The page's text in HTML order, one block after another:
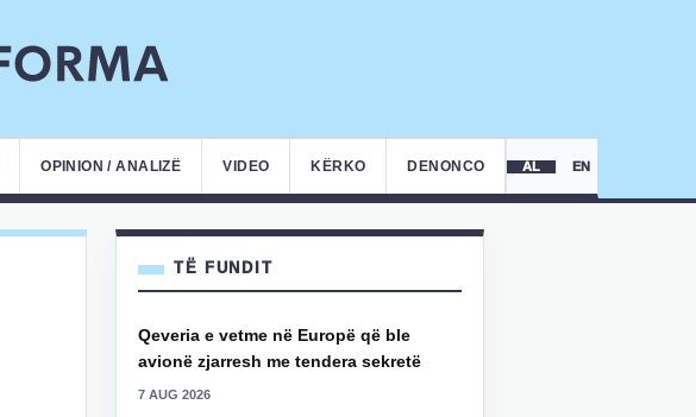
OPINION / ANALIZË VIDEO KËRKO DENONCO AL EN
TË FUNDIT
Qeveria e vetme në Europë që ble
avionë zjarresh me tendera sekretë
7 AUG 2026